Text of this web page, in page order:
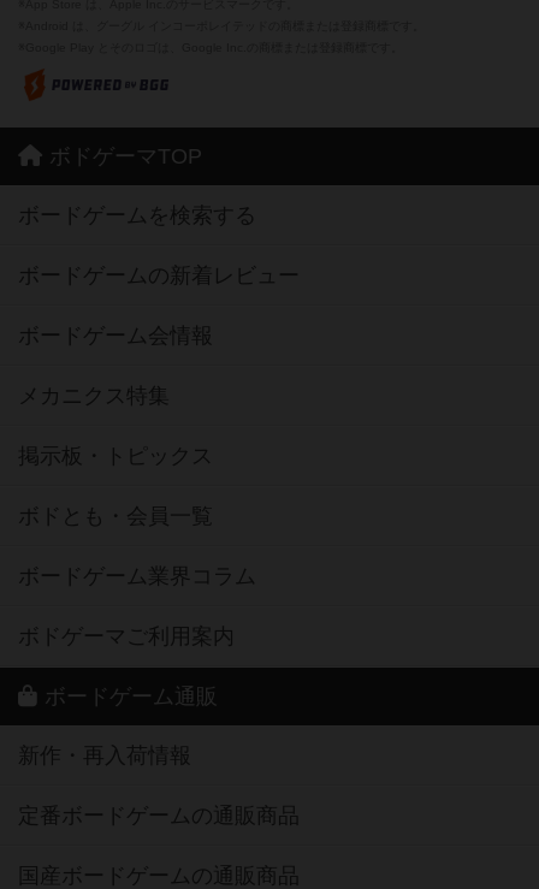
ボドゲーマTOP
ボードゲームを検索する
ボードゲームの新着レビュー
ボードゲーム会情報
メカニクス特集
掲示板・トピックス
ボドとも・会員一覧
ボードゲーム業界コラム
ボドゲーマご利用案内
ボードゲーム通販
新作・再入荷情報
定番ボードゲームの通販商品
国産ボードゲームの通販商品